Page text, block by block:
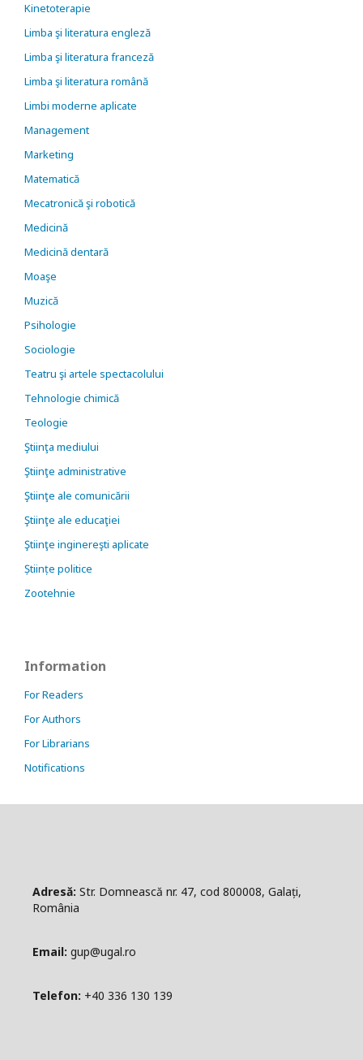
Kinetoterapie
Limba şi literatura engleză
Limba şi literatura franceză
Limba şi literatura română
Limbi moderne aplicate
Management
Marketing
Matematică
Mecatronică şi robotică
Medicină
Medicină dentară
Moaşe
Muzică
Psihologie
Sociologie
Teatru şi artele spectacolului
Tehnologie chimică
Teologie
Ştiinţa mediului
Ştiinţe administrative
Ştiinţe ale comunicării
Ştiinţe ale educaţiei
Ştiinţe inginereşti aplicate
Științe politice
Zootehnie
Information
For Readers
For Authors
For Librarians
Notifications
Adresă: Str. Domnească nr. 47, cod 800008, Galați,
România
Email: gup@ugal.ro
Telefon: +40 336 130 139